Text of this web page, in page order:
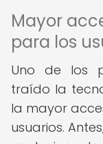
Mayor
para los
Uno de los
traído la
la mayor
usuarios.